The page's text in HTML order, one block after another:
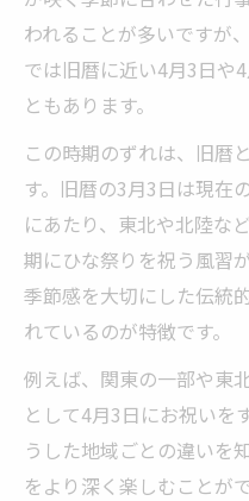
われることが多いですが
では旧暦に近い4月3日や
ともあります。
この時期のずれは、旧暦
す。旧暦の3月3日は現在
にあたり、東北や北陸な
期にひな祭りを祝う風習
季節感を大切にした伝統
れているのが特徴です。
例えば、関東の一部や東
として4月3日にお祝いを
うした地域ごとの違いを
をより深く楽しむことが